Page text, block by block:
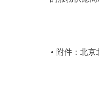
附件：北京